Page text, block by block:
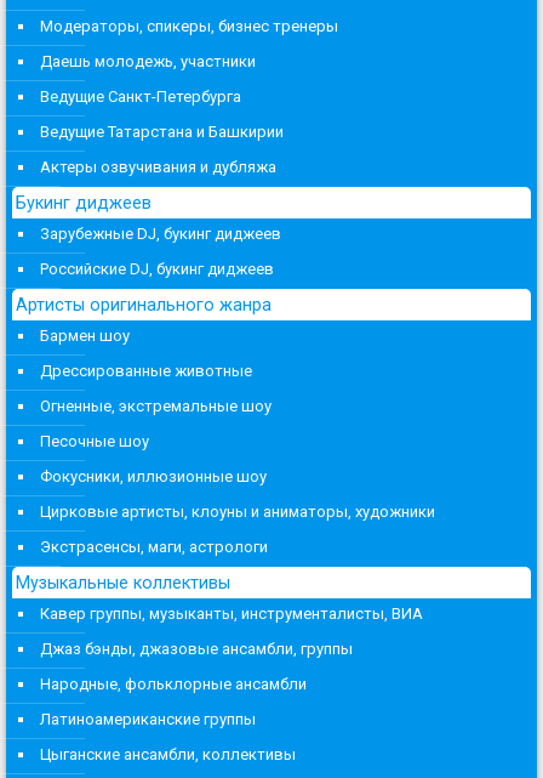
Модераторы, спикеры, бизнес тренеры
Даешь молодежь, участники
Ведущие Санкт-Петербурга
Ведущие Татарстана и Башкирии
Актеры озвучивания и дубляжа
Букинг диджеев
Зарубежные DJ, букинг диджеев
Российские DJ, букинг диджеев
Артисты оригинального жанра
Бармен шоу
Дрессированные животные
Огненные, экстремальные шоу
Песочные шоу
Фокусники, иллюзионные шоу
Цирковые артисты, клоуны и аниматоры, художники
Экстрасенсы, маги, астрологи
Музыкальные коллективы
Кавер группы, музыканты, инструменталисты, ВИА
Джаз бэнды, джазовые ансамбли, группы
Народные, фольклорные ансамбли
Латиноамериканские группы
Цыганские ансамбли, коллективы